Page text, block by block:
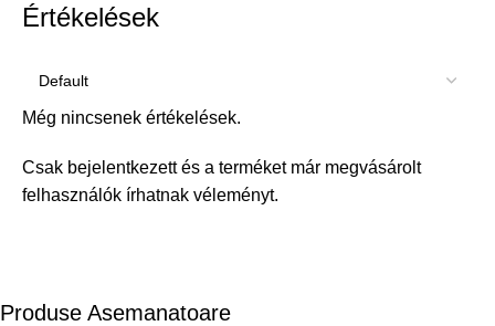
Értékelések
Még nincsenek értékelések.
Csak bejelentkezett és a terméket már megvásárolt
felhasználók írhatnak véleményt.
Produse Asemanatoare